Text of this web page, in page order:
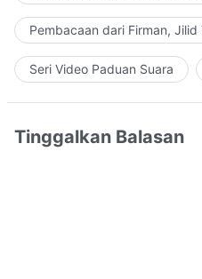
Pembacaan dari Firman,
Seri Video Paduan Suara
Tinggalkan Balasan